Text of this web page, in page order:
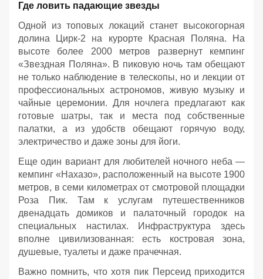
Где ловить падающие звезды
Одной из топовых локаций станет высокогорная
долина Цирк-2 на курорте Красная Поляна. На
высоте более 2000 метров развернут кемпинг
«Звездная Поляна». В пиковую ночь там обещают
не только наблюдение в телескопы, но и лекции от
профессиональных астрономов, живую музыку и
чайные церемонии. Для ночлега предлагают как
готовые шатры, так и места под собственные
палатки, а из удобств обещают горячую воду,
электричество и даже зоны для йоги.
Еще один вариант для любителей ночного неба —
кемпинг «Нахазо», расположенный на высоте 1900
метров, в семи километрах от смотровой площадки
Роза Пик. Там к услугам путешественников
двенадцать домиков и палаточный городок на
специальных настилах. Инфраструктура здесь
вполне цивилизованная: есть костровая зона,
душевые, туалеты и даже прачечная.
Важно помнить, что хотя пик Персеид приходится